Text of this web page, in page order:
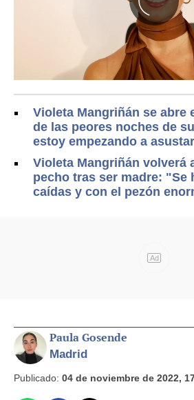
Violeta Mangriñán se abre
de las peores noches de
estoy empezando a
Violeta Mangriñán volverá
pecho tras ser madre: "Se
caídas y con el pezón
Ad
Paula Gosende
Madrid
Publicado: 04 de noviembre de 2022,